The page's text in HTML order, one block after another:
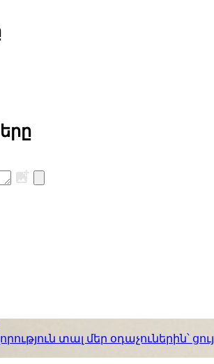
տալ մեր օդաչուներին՝